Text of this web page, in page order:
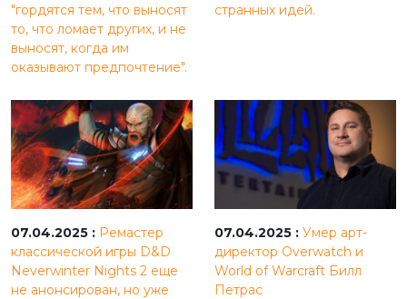
"гордятся тем, что выносят
то, что ломает других, и не
выносят, когда им
оказывают предпочтение".
странных идей.
07.04.2025 : Ремастер
классической игры D&D
Neverwinter Nights 2 еще
не анонсирован, но уже
07.04.2025 : Умер арт-
директор Overwatch и
World of Warcraft Билл
Петрас